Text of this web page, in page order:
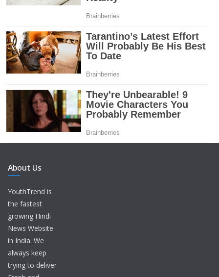
About Us
YouthTrend is
the fastest
growing Hindi
News Website
in India. We
always keep
trying to deliver